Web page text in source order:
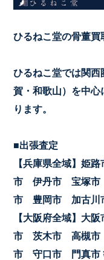
ひるねこ堂の骨董買
ひるねこ堂では関
賀・和歌山）を中
ります。
■出張査定
【兵庫県全域】
市 伊丹市 宝塚
市 豊岡市 加古川
【大阪府全域】
市 茨木市 高槻市
市 守口市 門真市